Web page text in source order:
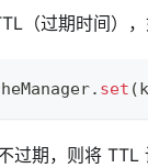
（过期时间），
. set (
过期，则将 TTL